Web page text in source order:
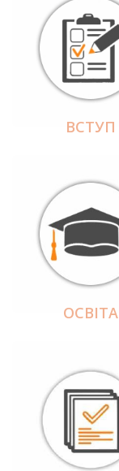
ВСТУП
ОСВІТА